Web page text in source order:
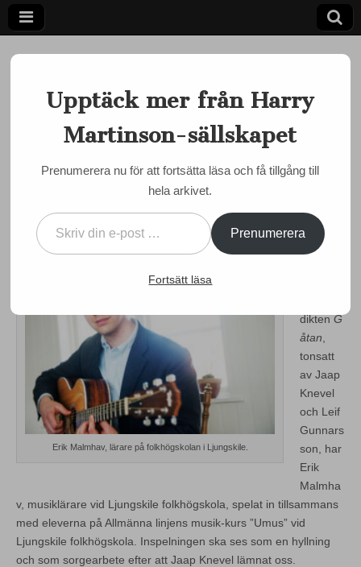
Harry
Martinson-
sällskapet
Ett författarskap som fångar daggdroppen och speglar
kosmos
Gåtan – tonsättning
admin •7 september, 2016•
Erik Malmhav, lärare på folkhögskolan i Ljungskile.
diktenG
åtan
tonsatt
av Jaap
Knevel
och Leif
Gunnars
son, har
Erik
Malmha
v, musiklärare vid Ljungskile folkhögskola, spelat in tillsammans
med eleverna på Allmänna linjens musik-kurs ”Umus” vid
Ljungskile folkhögskola. Inspelningen ska ses som en hyllning
och som sorgearbete efter att Jaap Knevel lämnat oss.
Upptäck mer från Harry
Martinson-sällskapet
Prenumerera nu för att fortsätta läsa och få tillgång till
hela arkivet.
Prenumerera
Fortsätt läsa